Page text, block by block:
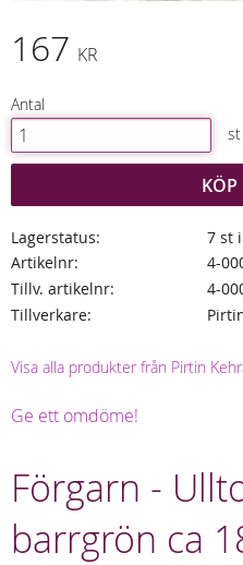
167 KR
Antal
st
KÖP
Lagerstatus
7 st
Artikelnr
4-
Tillv. artikelnr
4-
Tillverkare
Visa alla produkter från Pirtin
Ge ett omdöme!
Förgarn -
barrgrön ca